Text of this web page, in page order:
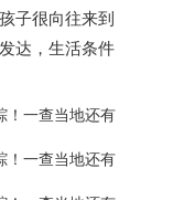
子很向往来到
达，生活条件